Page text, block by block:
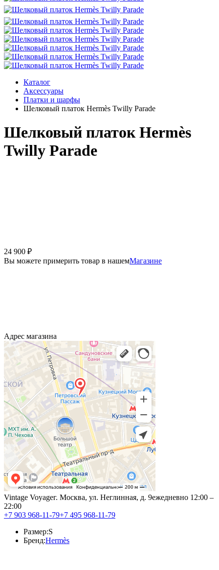
Каталог
Аксессуары
Платки и шарфы
Шелковый платок Hermès Twilly Parade
Шелковый платок Hermès
Twilly Parade
24 900 ₽
Вы можете примерить товар в нашемМагазине
Адрес магазина
Vintage Voyageг. Москва, ул. Неглинная, д. 9ежедневно 12:00 –
22:00
+7 903 968-11-79+7 495 968-11-79
Бренд:Hermès
Размер:S